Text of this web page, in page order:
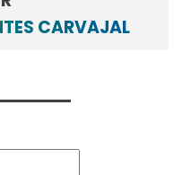
CARVAJAL